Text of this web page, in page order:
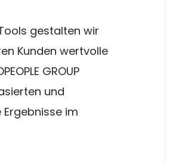
gestalten wir
Kunden wertvolle
GROUP
und
im